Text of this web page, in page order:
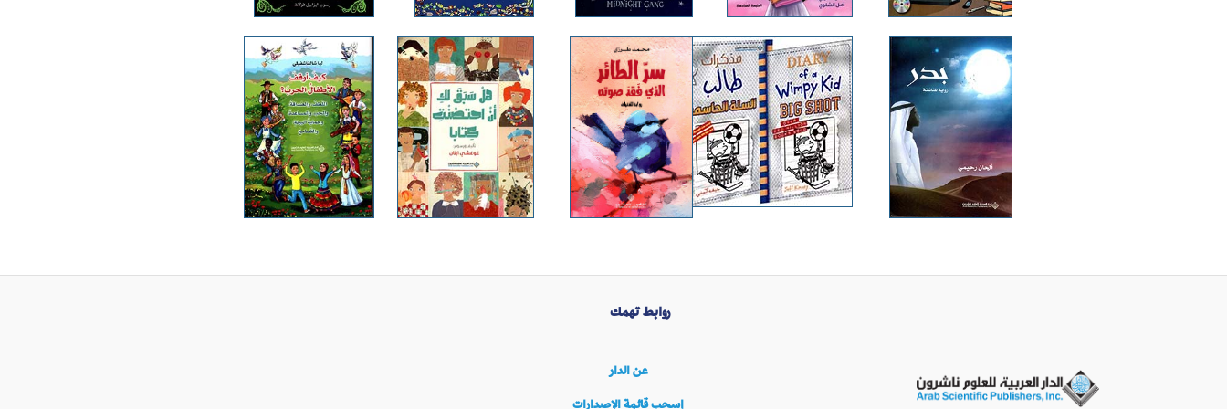
روابط تهمك
عن الدار